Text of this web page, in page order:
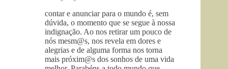
contar e anunciar para o mundo é, sem
dúvida, o momento que se segue à nossa
indignação. Ao nos retirar um pouco de
nós mesm@s, nos revela em dores e
alegrias e de alguma forma nos torna
mais próxim@s dos sonhos de uma vida